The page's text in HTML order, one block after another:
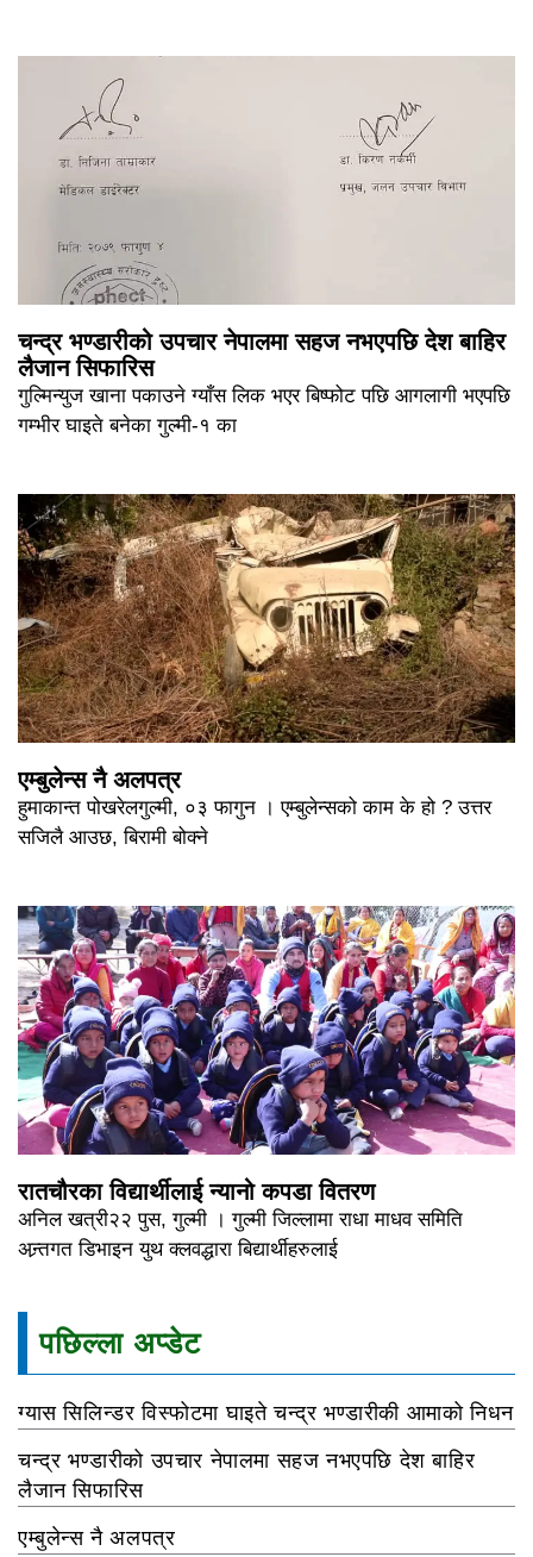
चन्द्र भण्डारीको उपचार नेपालमा सहज नभएपछि देश बाहिर
लैजान सिफारिस
गुल्मिन्युज खाना पकाउने ग्याँस लिक भएर बिष्फोट पछि आगलागी भएपछि
गम्भीर घाइते बनेका गुल्मी-१ का
एम्बुलेन्स नै अलपत्र
हुमाकान्त पोखरेलगुल्मी, ०३ फागुन । एम्बुलेन्सको काम के हो ? उत्तर
सजिलै आउछ, बिरामी बोक्ने
रातचौरका विद्यार्थीलाई न्यानो कपडा वितरण
अनिल खत्री२२ पुस, गुल्मी । गुल्मी जिल्लामा राधा माधव समिति
अन्र्तगत डिभाइन युथ क्लवद्धारा बिद्यार्थीहरुलाई
पछिल्ला अप्डेट
ग्यास सिलिन्डर विस्फोटमा घाइते चन्द्र भण्डारीकी आमाको निधन
चन्द्र भण्डारीको उपचार नेपालमा सहज नभएपछि देश बाहिर
लैजान सिफारिस
एम्बुलेन्स नै अलपत्र